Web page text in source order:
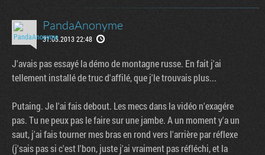
PandaAnonyme
31.05.2013 22:48
J'avais pas essayé la démo de montagne russe. En fait j'ai
tellement installé de truc d'affilé, que j'le trouvais plus...
Putaing. Je l'ai fais debout. Les mecs dans la vidéo n'exagére
pas. Tu ne peux pas le faire sur une jambe. A un moment y'a un
saut, j'ai fais tourner mes bras en rond vers l'arrière par réflexe
(j'sais pas si c'est l'bon, juste j'ai vraiment pas réfléchi, et la